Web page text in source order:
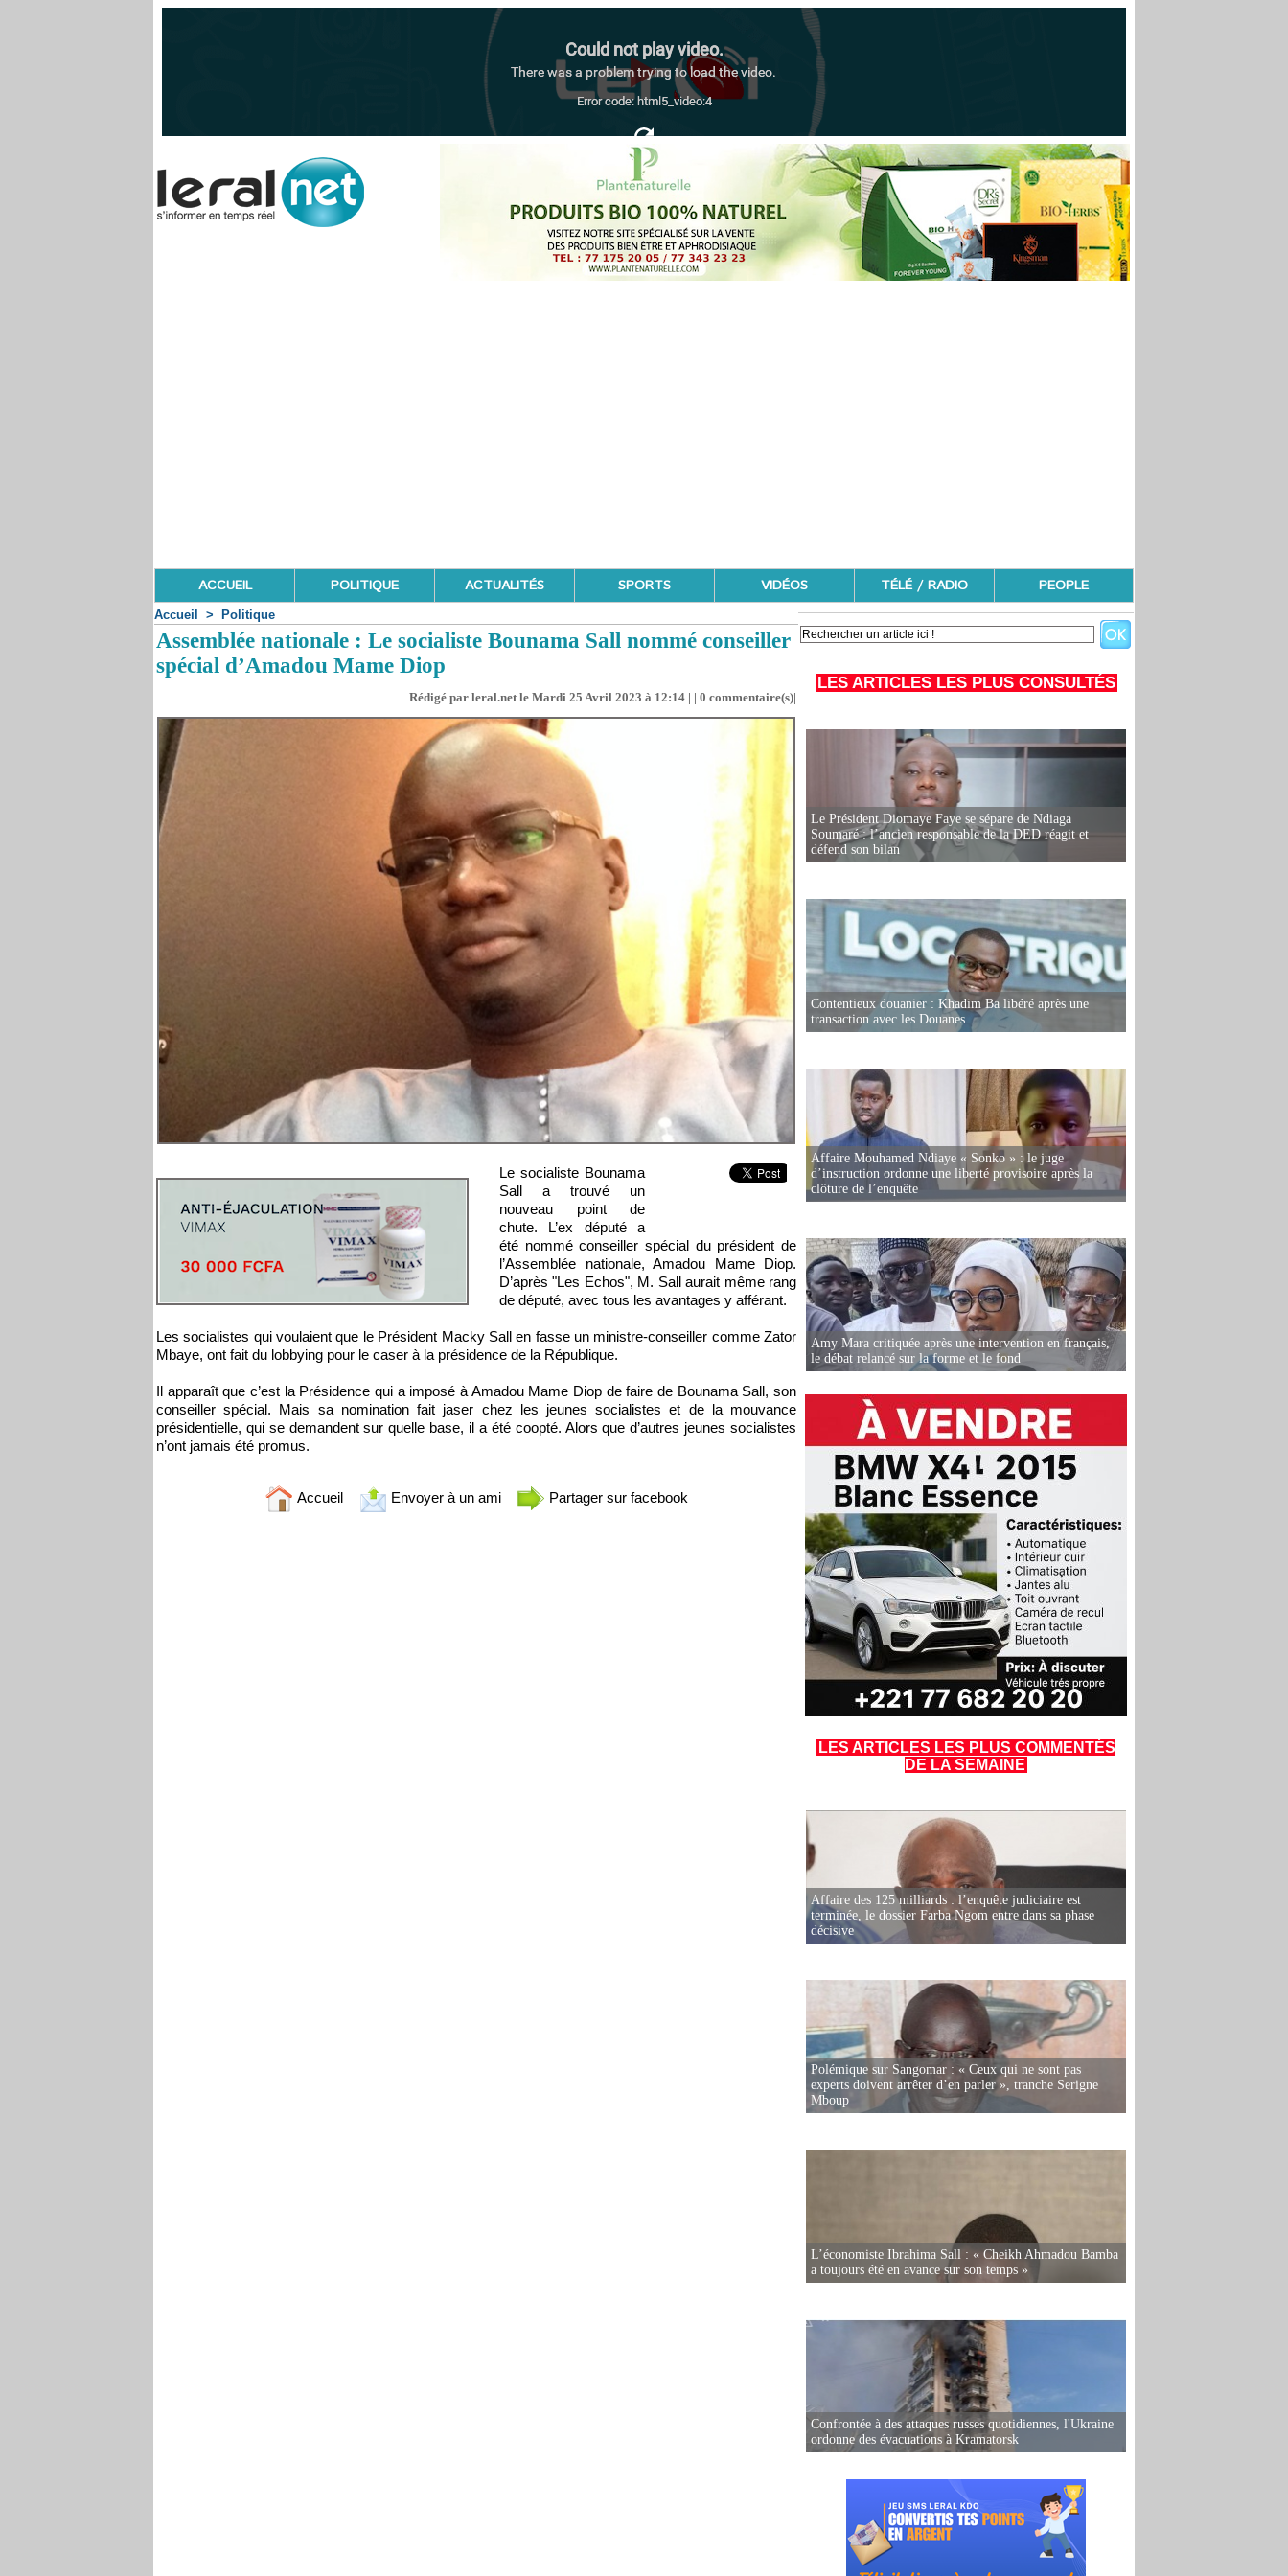
ACCUEIL POLITIQUE ACTUALITÉS SPORTS VIDÉOS TÉLÉ / RADIO PEOPLE
Accueil > Politique
Assemblée nationale : Le socialiste Bounama Sall nommé conseiller
spécial d’Amadou Mame Diop
Rédigé par leral.net le Mardi 25 Avril 2023 à 12:14 | | 0 commentaire(s)|
Le socialiste Bounama
Sall a trouvé un
nouveau point de
chute. L’ex député a
été nommé conseiller spécial du président de
l’Assemblée nationale, Amadou Mame Diop.
D’après "Les Echos", M. Sall aurait même rang
de député, avec tous les avantages y afférant.
Les socialistes qui voulaient que le Président Macky Sall en fasse un ministre-conseiller comme Zator
Mbaye, ont fait du lobbying pour le caser à la présidence de la République.
Il apparaît que c’est la Présidence qui a imposé à Amadou Mame Diop de faire de Bounama Sall, son
conseiller spécial. Mais sa nomination fait jaser chez les jeunes socialistes et de la mouvance
présidentielle, qui se demandent sur quelle base, il a été coopté. Alors que d’autres jeunes socialistes
n’ont jamais été promus.
Accueil Envoyer à un ami Partager sur facebook
LES ARTICLES LES PLUS CONSULTÉS
Le Président Diomaye Faye se sépare de Ndiaga
Soumaré : l’ancien responsable de la DED réagit et
défend son bilan
Contentieux douanier : Khadim Ba libéré après une
transaction avec les Douanes
Affaire Mouhamed Ndiaye « Sonko » : le juge
d’instruction ordonne une liberté provisoire après la
clôture de l’enquête
Amy Mara critiquée après une intervention en français,
le débat relancé sur la forme et le fond
LES ARTICLES LES PLUS COMMENTÉS
DE LA SEMAINE
Affaire des 125 milliards : l’enquête judiciaire est
terminée, le dossier Farba Ngom entre dans sa phase
décisive
Polémique sur Sangomar : « Ceux qui ne sont pas
experts doivent arrêter d’en parler », tranche Serigne
Mboup
L’économiste Ibrahima Sall : « Cheikh Ahmadou Bamba
a toujours été en avance sur son temps »
Confrontée à des attaques russes quotidiennes, l'Ukraine
ordonne des évacuations à Kramatorsk